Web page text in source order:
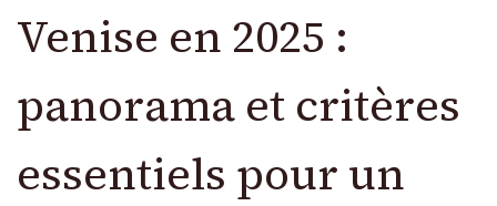
Venise en 2025 :
panorama et critères
essentiels pour un